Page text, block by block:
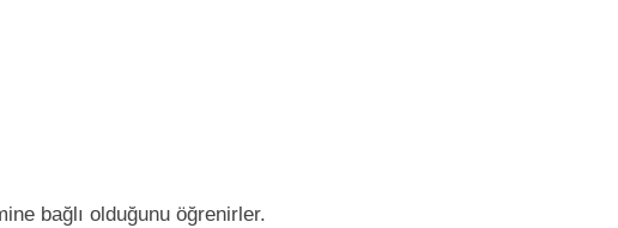
bağlı olduğunu öğrenirler.